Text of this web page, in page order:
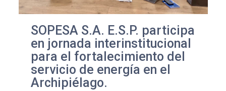
SOPESA S.A. E.S.P. participa
en jornada interinstitucional
para el fortalecimiento del
servicio de energía en el
Archipiélago.